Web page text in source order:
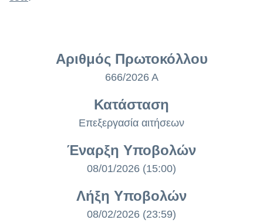
Αριθμός Πρωτοκόλλου
666/2026 Α
Κατάσταση
Επεξεργασία αιτήσεων
Έναρξη Υποβολών
08/01/2026 (15:00)
Λήξη Υποβολών
08/02/2026 (23:59)